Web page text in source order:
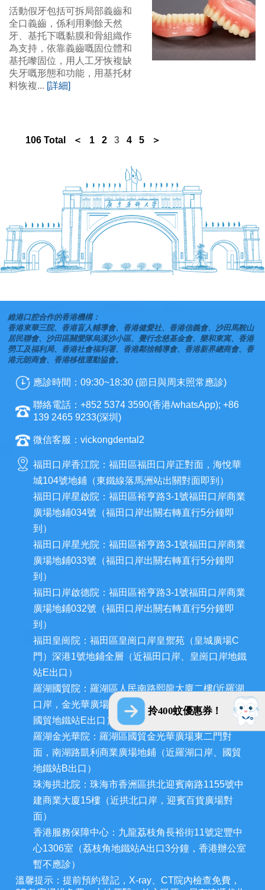
換新嘅咧？大陸假牙價
錢？
活動假牙包括可拆局部義齒和
全口義齒，係利用剩餘天然
牙、基托下嘅黏膜和骨組織作
為支持，依靠義齒嘅固位體和
基托嚟固位，用人工牙恢複缺
失牙嘅形態和功能，用基托材
料恢複... [詳細]
106 Total ＜ 1 2 3 4 5 ＞
拎400蚊優惠券！
維港口腔合作的香港機構：
香港東華三院、香港盲人輔導會、香港健愛社、香港信義會、沙田馬鞍山
居民聯會、沙田區關愛隊烏溪沙小區、覺行念慈基金會、樂和東寓、香港
勞工及福利局、香港社會福利署、香港鄰捨輔導會、香港新界總商會、香
港元朗商會、香港移植運動協會。
應診時間：09:30~18:30 (節日與周末照常應診)
聯絡電話：+852 5374 3590(香港/whatsApp); +86
139 2465 9233(深圳)
微信客服：vickongdental2
福田口岸香江院：福田區福田口岸正對面，海悅華
城104號地鋪（東鐵線落馬洲站出關對面即到）
福田口岸星啟院：福田區裕亨路3-1號福田口岸商業
廣場地鋪034號（福田口岸出關右轉直行5分鐘即
到）
福田口岸星光院：福田區裕亨路3-1號福田口岸商業
廣場地鋪033號（福田口岸出關右轉直行5分鐘即
到）
福田口岸啟德院：福田區裕亨路3-1號福田口岸商業
廣場地鋪032號（福田口岸出關右轉直行5分鐘即
到）
福田皇崗院：福田區皇崗口岸皇禦苑（皇城廣場C
門）深港1號地鋪全層（近福田口岸、皇崗口岸地鐵
站E出口）
羅湖國貿院：羅湖區人民南路熙龍大廈二樓(近羅湖
口岸，金光華廣場西門和深圳發展中心大廈對面，
國貿地鐵站E出口）
羅湖金光華院：羅湖區國貿金光華廣場東二門對
面，南湖路凱利商業廣場地鋪（近羅湖口岸、國貿
地鐵站B出口）
珠海拱北院：珠海市香洲區拱北迎賓南路1155號中
建商業大廈15樓（近拱北口岸，迎賓百貨廣場對
面）
香港服務保障中心：九龍荔枝角長裕街11號定豐中
心1306室（荔枝角地鐵站A出口3分鐘，香港辦公室
暫不應診）
溫馨提示：提前預約登記，X-ray、CT院內檢查免費，